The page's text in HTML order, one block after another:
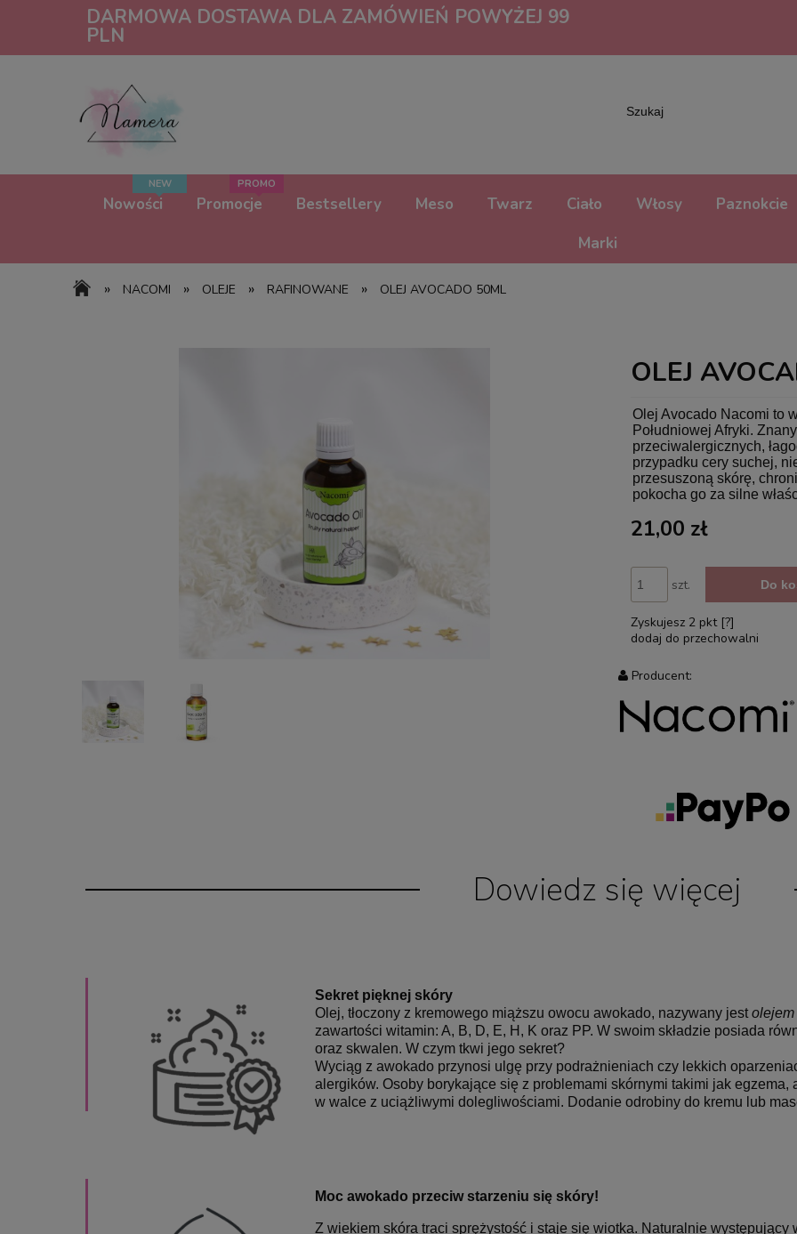
DARMOWA DOSTAWA DLA ZAMÓWIEŃ POWYŻEJ 99
PLN
Nowości Promocje Bestsellery Meso Twarz Ciało Włosy
Paznokcie
Marki
» NACOMI » OLEJE » RAFINOWANE » OLEJ AVOCADO 50ML
OLEJ
Olej Avocado Nacomi to
Południowej Afryki.
przeciwalergicznych,
przypadku cery suchej,
przesuszoną skórę,
pokocha go za silne
21,00 zł
szt. Do
Zyskujesz 2pkt [?]
dodaj do przechowalni
Producent:
Dowiedz się więcej
Sekret pięknej skóry
Olej, tłoczony z kremowego miąższu owocu awokado, nazywany jest
zawartości witamin: A, B, D, E, H, K oraz PP. W swoim składzie posiada
oraz skwalen. W czym tkwi jego sekret?
Wyciąg z awokado przynosi ulgę przy podrażnieniach czy lekkich
alergików. Osoby borykające się z problemami skórnymi takimi jak
w walce z uciążliwymi dolegliwościami. Dodanie odrobiny do kremu lub
Moc awokado przeciw starzeniu się skóry!
Z wiekiem skóra traci sprężystość i staje się wiotka. Naturalnie